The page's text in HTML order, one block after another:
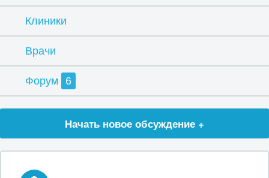
Клиники
Врачи
Форум 6
Начать новое обсуждение +